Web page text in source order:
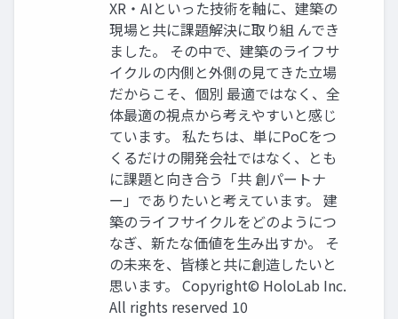
XR・AIといった技術を軸に、建築の
現場と共に課題解決に取り組 んでき
ました。 その中で、建築のライフサ
イクルの内側と外側の見てきた立場
だからこそ、個別 最適ではなく、全
体最適の視点から考えやすいと感じ
ています。 私たちは、単にPoCをつ
くるだけの開発会社ではなく、とも
に課題と向き合う「共 創パートナ
ー」でありたいと考えています。 建
築のライフサイクルをどのようにつ
なぎ、新たな価値を生み出すか。 そ
の未来を、皆様と共に創造したいと
思います。 Copyright© HoloLab Inc.
All rights reserved 10